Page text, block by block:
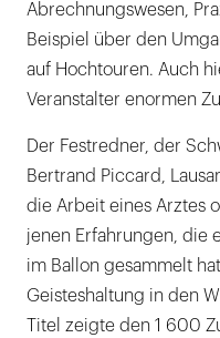
Abrechnungswesen,
Beispiel über den
auf Hochtouren. Auch
Veranstalter enormen
Der Festredner, der
Bertrand Piccard,
die Arbeit eines Arztes
jenen Erfahrungen, die
im Ballon gesammelt
Geisteshaltung in den
Titel zeigte den 1 600